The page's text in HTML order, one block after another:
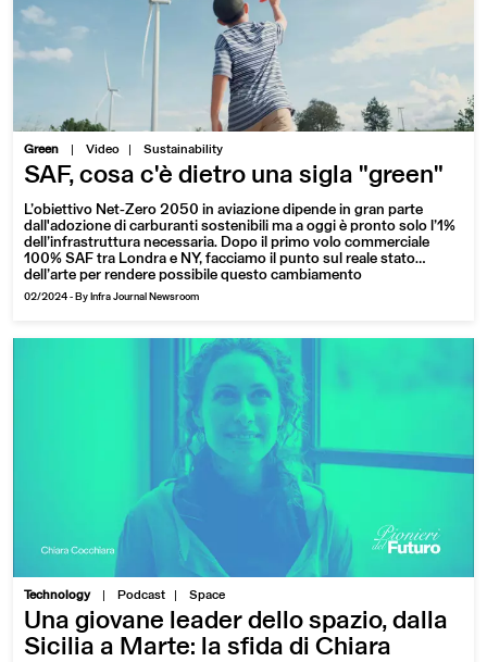
Green | Video Sustainability
SAF, cosa c'è dietro una sigla "green"
L’obiettivo Net-Zero 2050 in aviazione dipende in gran parte
dall'adozione di carburanti sostenibili ma a oggi è pronto solo l’1%
dell’infrastruttura necessaria. Dopo il primo volo commerciale
100% SAF tra Londra e NY, facciamo il punto sul reale stato
dell’arte per rendere possibile questo cambiamento
02/2024 - By Infra Journal Newsroom
Technology | Podcast Space
Una giovane leader dello spazio, dalla
Sicilia a Marte: la sfida di Chiara